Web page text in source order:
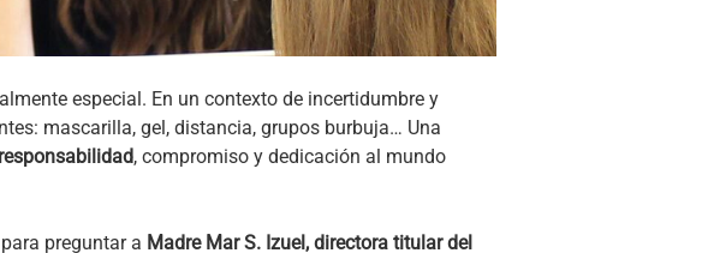
especial. En un contexto de incertidumbre y
mascarilla, gel, distancia, grupos burbuja… Una
, compromiso y dedicación al mundo
preguntar a Madre Mar S. Izuel, directora titular del